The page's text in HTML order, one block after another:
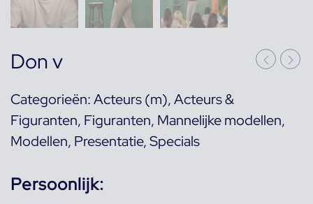
Don v
Categorieën:Acteurs (m),Acteurs &
Figuranten, Figuranten, Mannelijke modellen,
Modellen, Presentatie,Specials
Persoonlijk: